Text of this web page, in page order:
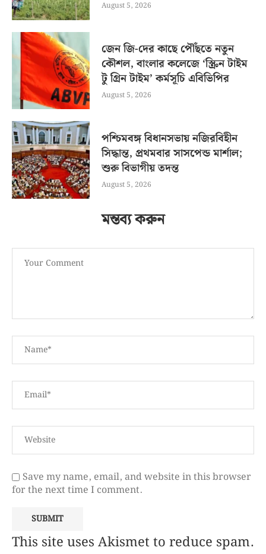
August 5, 2026
জেন জি-দের কাছে পৌঁছতে নতুন
কৌশল, বাংলার কলেজে ‘স্ক্রিন টাইম
টু গ্রিন টাইম’ কর্মসূচি এবিভিপির
August 5, 2026
পশ্চিমবঙ্গ বিধানসভায় নজিরবিহীন
সিদ্ধান্ত, প্রথমবার সাসপেন্ড মার্শাল;
শুরু বিভাগীয় তদন্ত
August 5, 2026
মন্তব্য করুন
Save my name, email, and website in this browser
for the next time I comment.
This site uses Akismet to reduce spam.